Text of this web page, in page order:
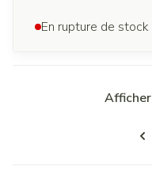
En rupture de stock
Afficher